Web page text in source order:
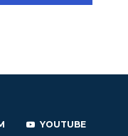
YOUTUBE